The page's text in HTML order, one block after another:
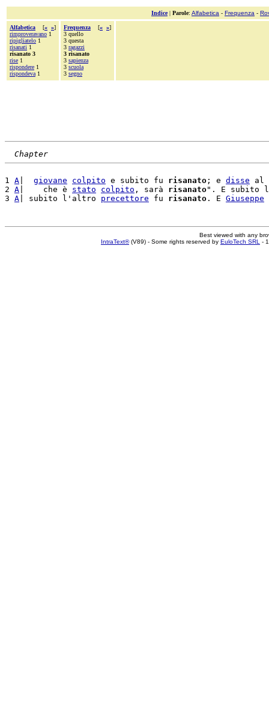
Indice| Parole: Alfabetica - Frequenza -
Alfabetica [« »]
rimproveravano 1
ripigliatelo 1
risanati 1
risanato 3
rise 1
rispondere 1
rispondeva 1
Frequenza [« »]
3 quello
3 questa
3 ragazzi
3 risanato
3 sapienza
3 scuola
3 segno
Chapter
1 A giovane colpito e subito fu risanato ; e disse al
2 A |    che è stato colpito , sarà risanato". E
3 A | subito l'altro precettore fu risanato . E Giuseppe
Best viewed with any
IntraText®(V89) - Some rights reserved by EuloTech SRL -